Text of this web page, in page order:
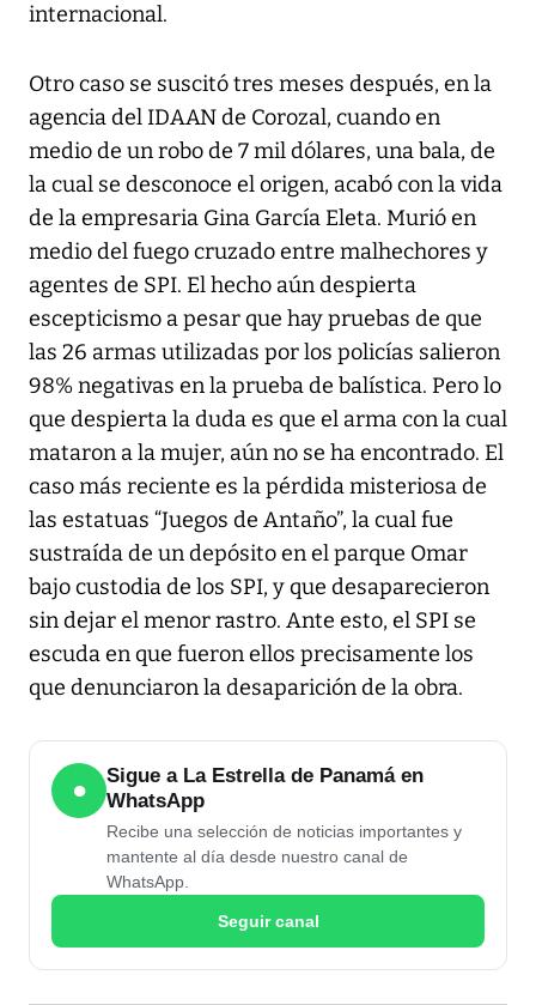
internacional.
Otro caso se suscitó tres meses después, en la
agencia del IDAAN de Corozal, cuando en
medio de un robo de 7 mil dólares, una bala, de
la cual se desconoce el origen, acabó con la vida
de la empresaria Gina García Eleta. Murió en
medio del fuego cruzado entre malhechores y
agentes de SPI. El hecho aún despierta
escepticismo a pesar que hay pruebas de que
las 26 armas utilizadas por los policías salieron
98% negativas en la prueba de balística. Pero lo
que despierta la duda es que el arma con la cual
mataron a la mujer, aún no se ha encontrado. El
caso más reciente es la pérdida misteriosa de
las estatuas “Juegos de Antaño”, la cual fue
sustraída de un depósito en el parque Omar
bajo custodia de los SPI, y que desaparecieron
sin dejar el menor rastro. Ante esto, el SPI se
escuda en que fueron ellos precisamente los
que denunciaron la desaparición de la obra.
●
Sigue a La Estrella de Panamá en
WhatsApp
Recibe una selección de noticias importantes y
mantente al día desde nuestro canal de
WhatsApp.
Seguir canal